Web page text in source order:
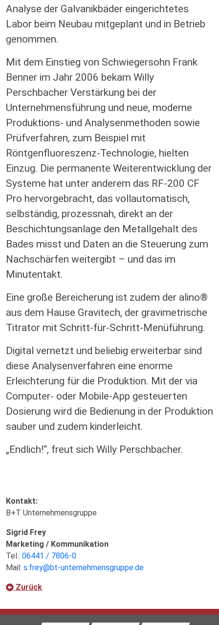
Analyse der Galvanikbäder eingerichtetes
Labor beim Neubau mitgeplant und in Betrieb
genommen.
Mit dem Einstieg von Schwiegersohn Frank
Benner im Jahr 2006 bekam Willy
Perschbacher Verstärkung bei der
Unternehmensführung und neue, moderne
Produktions- und Analysenmethoden sowie
Prüfverfahren, zum Beispiel mit
Röntgenfluoreszenz-Technologie, hielten
Einzug. Die permanente Weiterentwicklung der
Systeme hat unter anderem das RF-200 CF
Pro hervorgebracht, das vollautomatisch,
selbständig, prozessnah, direkt an der
Beschichtungsanlage den Metallgehalt des
Bades misst und Daten an die Steuerung zum
Nachschärfen weitergibt – und das im
Minutentakt.
Eine große Bereicherung ist zudem der alino®
aus dem Hause Gravitech, der gravimetrische
Titrator mit Schritt-für-Schritt-Menüführung.
Digital vernetzt und beliebig erweiterbar sind
diese Analysenverfahren eine enorme
Erleichterung für die Produktion. Mit der via
Computer- oder Mobile-App gesteuerten
Dosierung wird die Bedienung in der Produktion
sauber und zudem kinderleicht.
„Endlich!“, freut sich Willy Perschbacher.
Kontakt:
B+T Unternehmensgruppe
Sigrid Frey
Marketing / Kommunikation
Tel.: 06441 / 7806-0
Mail: s.frey@bt-unternehmensgruppe.de
Zurück